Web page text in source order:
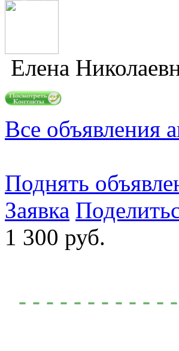
Елена
Все объявления
Поднять
Заявка
1 300 руб.
- - - - - - - - - - -